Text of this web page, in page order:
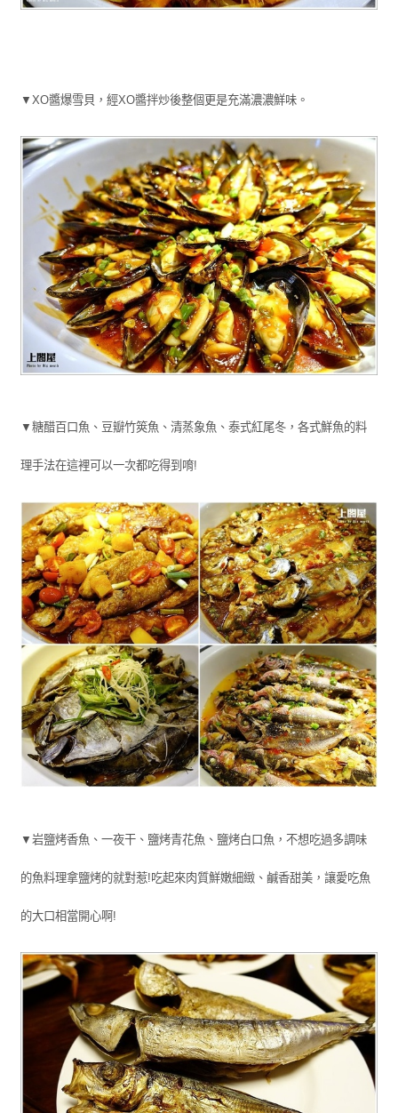
▼XO醬爆雪貝，經XO醬拌炒後整個更是充滿濃濃鮮味。
▼糖醋百口魚、豆瓣竹筴魚、清蒸象魚、泰式紅尾冬，各式鮮魚的料
理手法在這裡可以一次都吃得到唷!
▼岩鹽烤香魚、一夜干、鹽烤青花魚、鹽烤白口魚，不想吃過多調味
的魚料理拿鹽烤的就對惹!吃起來肉質鮮嫩細緻、鹹香甜美，讓愛吃魚
的大口相當開心啊!